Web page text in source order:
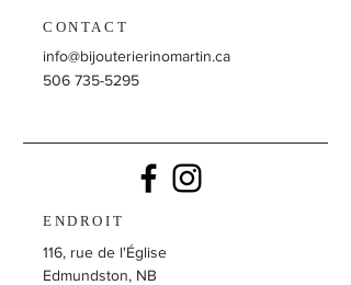
CONTACT
info@bijouterierinomartin.ca
506 735-5295
ENDROIT
116, rue de l'Église
Edmundston, NB